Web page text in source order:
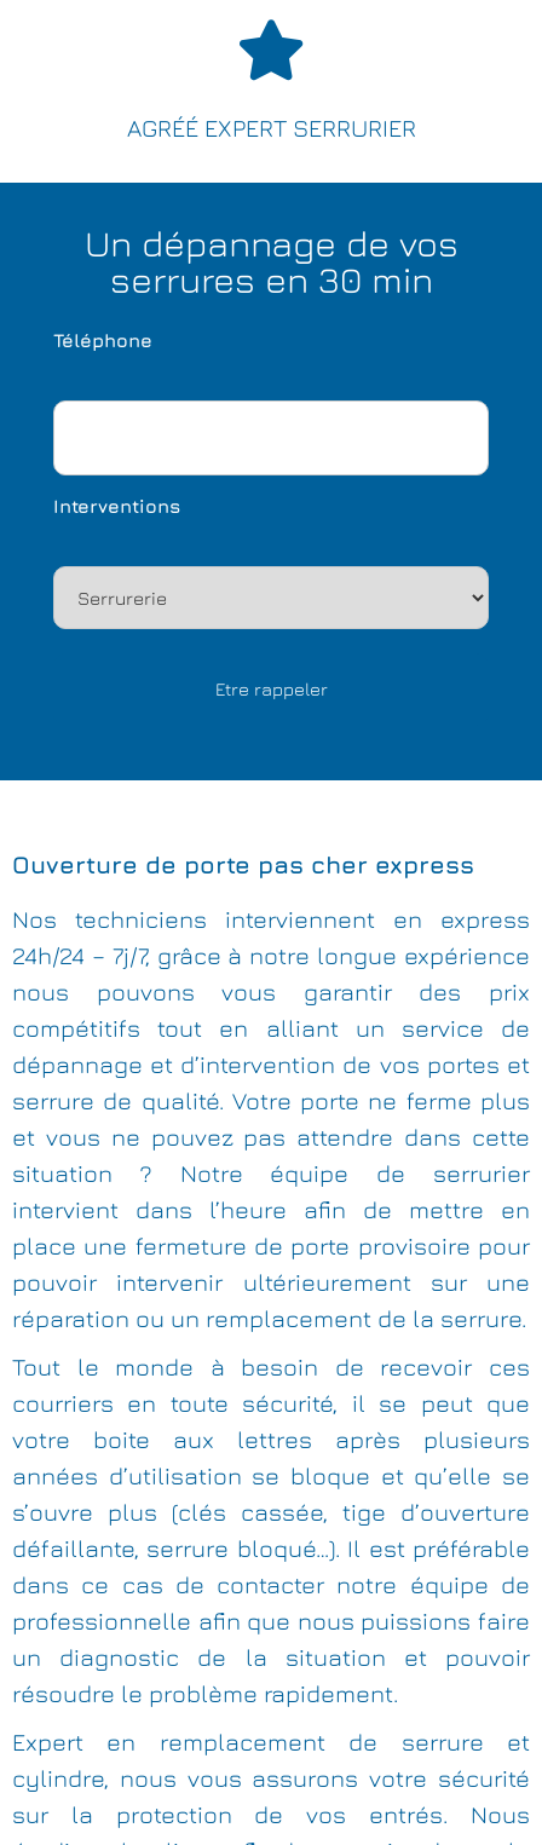
AGRÉÉ EXPERT SERRURIER
Un dépannage de vos
serrures en 30 min
Téléphone
Interventions
Ouverture de porte pas cher express
Nos techniciens interviennent en express
24h/24 – 7j/7, grâce à notre longue expérience
nous pouvons vous garantir des prix
compétitifs tout en alliant un service de
dépannage et d’intervention de vos portes et
serrure de qualité. Votre porte ne ferme plus
et vous ne pouvez pas attendre dans cette
situation ? Notre équipe de serrurier
intervient dans l’heure afin de mettre en
place une fermeture de porte provisoire pour
pouvoir intervenir ultérieurement sur une
réparation ou un remplacement de la serrure.
Tout le monde à besoin de recevoir ces
courriers en toute sécurité, il se peut que
votre boite aux lettres après plusieurs
années d’utilisation se bloque et qu’elle se
s’ouvre plus (clés cassée, tige d’ouverture
défaillante, serrure bloqué…). Il est préférable
dans ce cas de contacter notre équipe de
professionnelle afin que nous puissions faire
un diagnostic de la situation et pouvoir
résoudre le problème rapidement.
Expert en remplacement de serrure et
cylindre, nous vous assurons votre sécurité
sur la protection de vos entrés. Nous